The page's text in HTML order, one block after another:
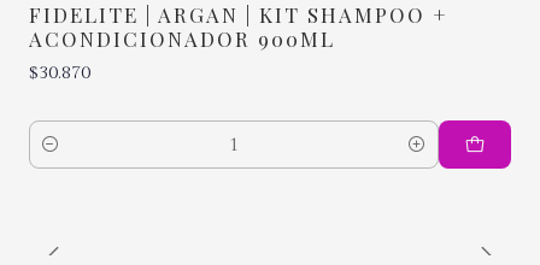
FIDELITE | ARGAN | KIT SHAMPOO +
ACONDICIONADOR 900ML
$30.870
Cantidad